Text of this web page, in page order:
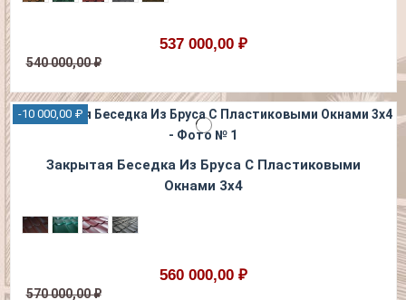
537 000,00 ₽
540 000,00 ₽
-10 000,00 ₽
Закрытая Беседка Из Бруса С Пластиковыми
Окнами 3х4
560 000,00 ₽
570 000,00 ₽